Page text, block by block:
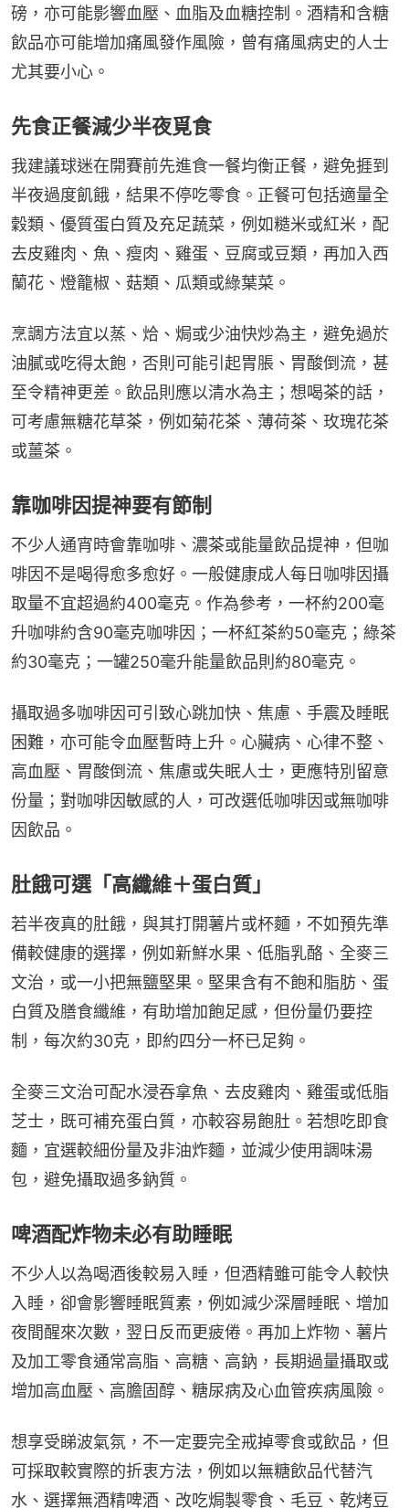
磅，亦可能影響血壓、血脂及血糖控制。酒精和含糖
飲品亦可能增加痛風發作風險，曾有痛風病史的人士
尤其要小心。
先食正餐減少半夜覓食
我建議球迷在開賽前先進食一餐均衡正餐，避免捱到
半夜過度飢餓，結果不停吃零食。正餐可包括適量全
穀類、優質蛋白質及充足蔬菜，例如糙米或紅米，配
去皮雞肉、魚、瘦肉、雞蛋、豆腐或豆類，再加入西
蘭花、燈籠椒、菇類、瓜類或綠葉菜。
烹調方法宜以蒸、烚、焗或少油快炒為主，避免過於
油膩或吃得太飽，否則可能引起胃脹、胃酸倒流，甚
至令精神更差。飲品則應以清水為主；想喝茶的話，
可考慮無糖花草茶，例如菊花茶、薄荷茶、玫瑰花茶
或薑茶。
靠咖啡因提神要有節制
不少人通宵時會靠咖啡、濃茶或能量飲品提神，但咖
啡因不是喝得愈多愈好。一般健康成人每日咖啡因攝
取量不宜超過約400毫克。作為參考，一杯約200毫
升咖啡約含90毫克咖啡因；一杯紅茶約50毫克；綠茶
約30毫克；一罐250毫升能量飲品則約80毫克。
攝取過多咖啡因可引致心跳加快、焦慮、手震及睡眠
困難，亦可能令血壓暫時上升。心臟病、心律不整、
高血壓、胃酸倒流、焦慮或失眠人士，更應特別留意
份量；對咖啡因敏感的人，可改選低咖啡因或無咖啡
因飲品。
肚餓可選「高纖維＋蛋白質」
若半夜真的肚餓，與其打開薯片或杯麵，不如預先準
備較健康的選擇，例如新鮮水果、低脂乳酪、全麥三
文治，或一小把無鹽堅果。堅果含有不飽和脂肪、蛋
白質及膳食纖維，有助增加飽足感，但份量仍要控
制，每次約30克，即約四分一杯已足夠。
全麥三文治可配水浸吞拿魚、去皮雞肉、雞蛋或低脂
芝士，既可補充蛋白質，亦較容易飽肚。若想吃即食
麵，宜選較細份量及非油炸麵，並減少使用調味湯
包，避免攝取過多鈉質。
啤酒配炸物未必有助睡眠
不少人以為喝酒後較易入睡，但酒精雖可能令人較快
入睡，卻會影響睡眠質素，例如減少深層睡眠、增加
夜間醒來次數，翌日反而更疲倦。再加上炸物、薯片
及加工零食通常高脂、高糖、高鈉，長期過量攝取或
增加高血壓、高膽固醇、糖尿病及心血管疾病風險。
想享受睇波氣氛，不一定要完全戒掉零食或飲品，但
可採取較實際的折衷方法，例如以無糖飲品代替汽
水、選擇無酒精啤酒、改吃焗製零食、毛豆、乾烤豆